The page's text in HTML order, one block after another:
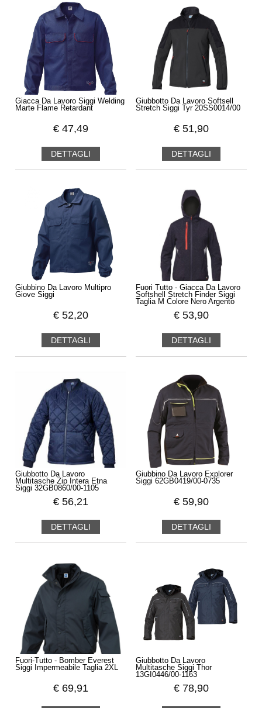
Giacca Da Lavoro Siggi Welding
Marte Flame Retardant
€ 47,49
DETTAGLI
Giubbotto Da Lavoro Softsell
Stretch Siggi Tyr 20SS0014/00
€ 51,90
DETTAGLI
Giubbino Da Lavoro Multipro
Giove Siggi
€ 52,20
DETTAGLI
Fuori Tutto - Giacca Da Lavoro
Softshell Stretch Finder Siggi
Taglia M Colore Nero Argento
€ 53,90
DETTAGLI
Giubbotto Da Lavoro
Multitasche Zip Intera Etna
Siggi 32GB0860/00-1105
€ 56,21
DETTAGLI
Giubbino Da Lavoro Explorer
Siggi 62GB0419/00-0735
€ 59,90
DETTAGLI
Fuori-Tutto - Bomber Everest
Siggi Impermeabile Taglia 2XL
€ 69,91
Giubbotto Da Lavoro
Multitasche Siggi Thor
13GI0446/00-1163
€ 78,90